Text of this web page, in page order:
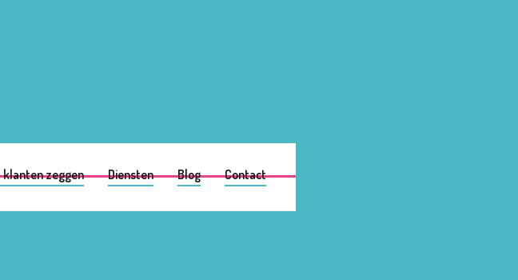
klanten zeggen Diensten Blog Contact